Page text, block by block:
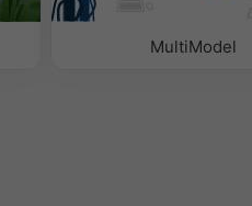
MultiModel